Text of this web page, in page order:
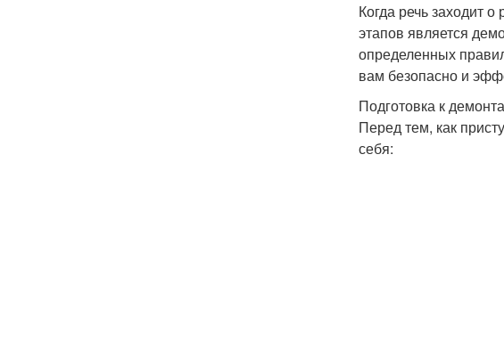
Когда речь заходит
этапов является
определенных
вам безопасно и
Подготовка к
Перед тем, как
себя: